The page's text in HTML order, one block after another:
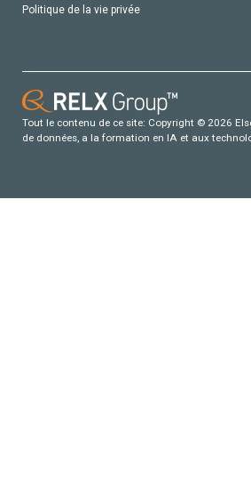
Politique de la vie privée
Tout le contenu de ce site: Copyright © 2026
de données, a la formation en IA et aux